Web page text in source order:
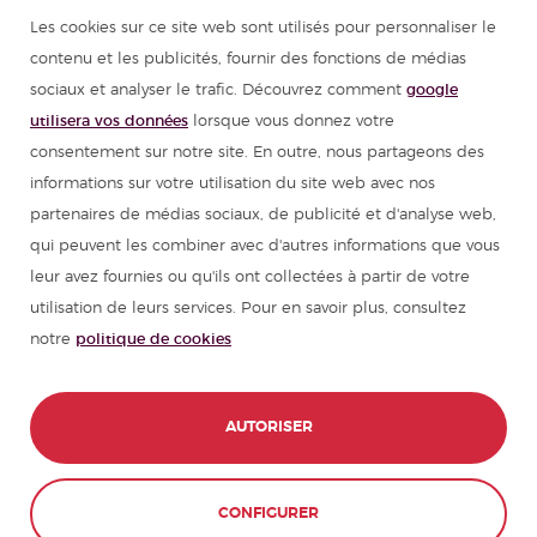
Cours d'espagnol
Colonies de vacances en Espagne
Ressources pour apprendre l'espagnol
Partenaires
Guide de voyage pour l'Espagne
droits réservés,
Les cookies sur ce site web sont utilisés pour personnaliser le
contenu et les publicités, fournir des fonctions de médias
sociaux et analyser le trafic. Découvrez comment google
utilisera vos données lorsque vous donnez votre
consentement sur notre site. En outre, nous partageons des
informations sur votre utilisation du site web avec nos
partenaires de médias sociaux, de publicité et d'analyse web,
qui peuvent les combiner avec d'autres informations que vous
leur avez fournies ou qu'ils ont collectées à partir de votre
utilisation de leurs services. Pour en savoir plus, consultez
notre politique de cookies
CONFIGURER
AUTORISER